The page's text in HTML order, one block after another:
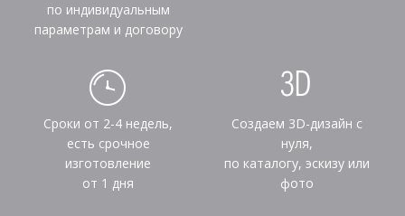
по индивидуальным
параметрам и договору
Сроки от 2-4 недель,
есть срочное
изготовление
от 1 дня
Создаем 3D-дизайн с
нуля,
по каталогу, эскизу или
фото